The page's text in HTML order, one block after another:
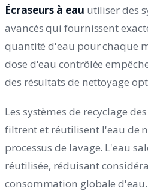
Écraseurs à eau utiliser des
avancés qui fournissent
quantité d'eau pour chaque
dose d'eau contrôlée
des résultats de nettoyage
Les systèmes de recyclage
filtrent et réutilisent l'eau de
processus de lavage. L'eau
réutilisée, réduisant
consommation globale d'eau.